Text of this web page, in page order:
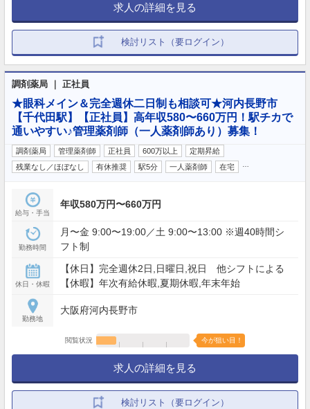
求人の詳細を見る
検討リスト（要ログイン）
調剤薬局 ｜ 正社員
★眼科メイン＆完全週休二日制も相談可★河内長野市
【千代田駅】【正社員】高年収580〜660万円！駅チカで
通いやすい♪管理薬剤師（一人薬剤師あり）募集！
調剤薬局 管理薬剤師 正社員 600万以上
定期昇給
残業なし／ほぼなし
有休推奨 駅5分 一人薬剤師 在宅
給与・手当
年収580万円〜660万円
勤務時間
月〜金 9:00〜19:00／土 9:00〜13:00 ※週40時間シ
フト制
休日・休暇
【休日】完全週休2日,日曜日,祝日 他シフトによる
【休暇】年次有給休暇,夏期休暇,年末年始
勤務地
大阪府河内長野市
閲覧状況 今が狙い目！
求人の詳細を見る
検討リスト（要ログイン）